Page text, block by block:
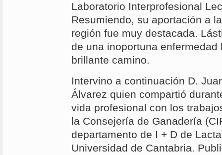
Laboratorio Interprofesional
Resumiendo, su aportación a
región fue muy destacada.
de una inoportuna enfermedad
brillante camino.
Intervino a continuación D.
Álvarez quien compartió
vida profesional con los
la Consejería de Ganadería
departamento de I + D de
Universidad de Cantabria.